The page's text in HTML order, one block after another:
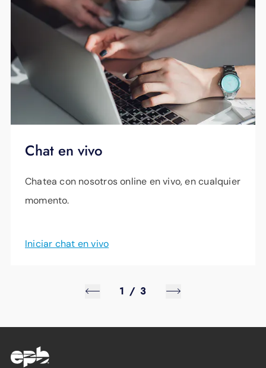
Chat en vivo
Chatea con nosotros online en vivo, en cualquier
momento.
Iniciar chat en vivo
1 / 3